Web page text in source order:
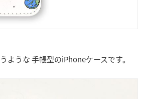
ような 手帳型のiPhoneケースです。